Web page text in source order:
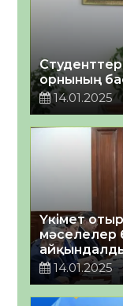
орнының
14.01.2025
Үкімет
мәселелер
14.01.2025